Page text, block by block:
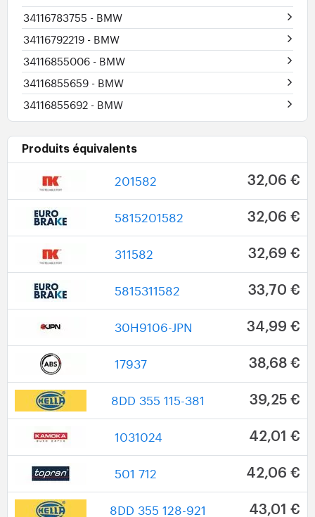
34116783755 - BMW
34116792219 - BMW
34116855006 - BMW
34116855659 - BMW
34116855692 - BMW
Produits équivalents
201582 32,06 €
5815201582 32,06 €
311582 32,69 €
5815311582 33,70 €
30H9106-JPN 34,99 €
17937 38,68 €
8DD 355 115-381 39,25 €
1031024 42,01 €
501 712 42,06 €
8DD 355 128-921 43,01 €